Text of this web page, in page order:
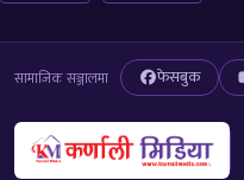
सामाजिक सञ्जालमा फेसबुक